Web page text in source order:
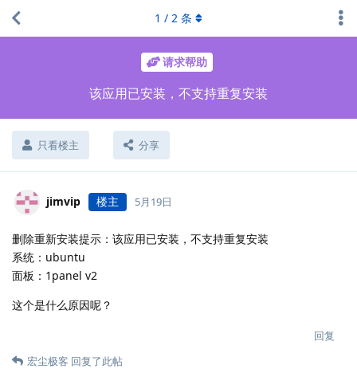
请求帮助
该应用已安装，不支持重复安装
只看楼主 分享
1 / 2 条
jimvip 楼主 5月19日
删除重新安装提示：该应用已安装，不支持重复安装
系统：ubuntu
面板：1panel v2
这个是什么原因呢？
回复
宏尘极客 回复了此帖